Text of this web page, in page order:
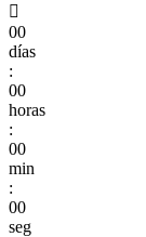

00
días
:
00
horas
:
00
min
:
00
seg